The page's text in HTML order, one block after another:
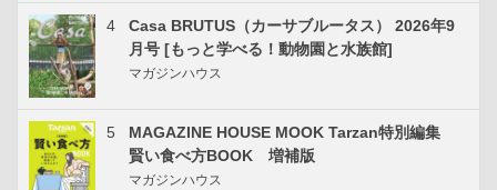
4
Casa BRUTUS（カーサブルータス） 2026年9
月号 [もっと学べる！動物園と水族館]
マガジンハウス
5
MAGAZINE HOUSE MOOK Tarzan特別編集
賢い食べ方BOOK 増補版
マガジンハウス